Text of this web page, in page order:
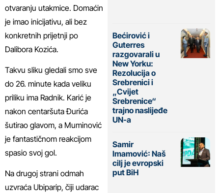
otvaranju utakmice. Domaćin
je imao inicijativu, ali bez
konkretnih prijetnji po
Dalibora Kozića.
Takvu sliku gledali smo sve
do 26. minute kada veliku
priliku ima Radnik. Karić je
nakon centaršuta Đurića
šutirao glavom, a Muminović
je fantastičnom reakcijom
spasio svoj gol.
Na drugoj strani odmah
uzvraća Ubiparip, čiji udarac
Bećirović i
Guterres
razgovarali u
New Yorku:
Rezolucija o
Srebrenici i
„Cvijet
Srebrenice“
trajno naslijeđe
UN-a
Samir
Imamović: Naš
cilj je evropski
put BiH